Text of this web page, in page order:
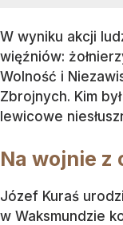
W wyniku akcji
więźniów:
Wolność i
Zbrojnych. Kim
lewicowe
Na wojnie z
Józef Kuraś
w Waksmundzie